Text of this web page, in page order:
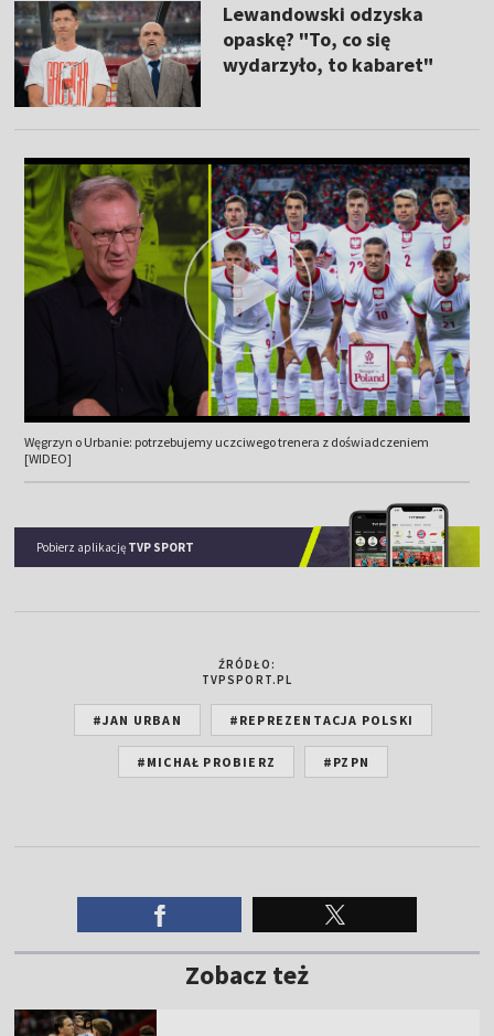
Lewandowski odzyska
opaskę? "To, co się
wydarzyło, to kabaret"
Węgrzyn o Urbanie: potrzebujemy uczciwego trenera z doświadczeniem
[WIDEO]
Pobierz aplikację TVP SPORT
ŹRÓDŁO:
TVPSPORT.PL
#JAN URBAN #REPREZENTACJA POLSKI
#MICHAŁ PROBIERZ #PZPN
Zobacz też